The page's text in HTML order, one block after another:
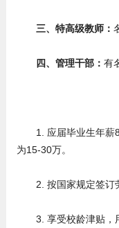
三、特高级教师：
四、管理干部： 有
1. 应届毕业生年薪
为15-30万。
2. 按国家规定签订
3. 享受校龄津贴，